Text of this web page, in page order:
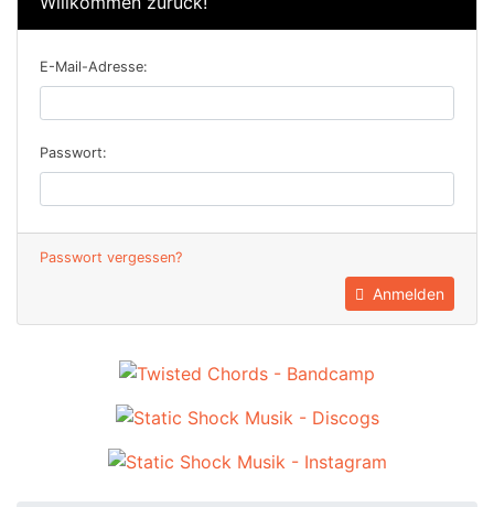
E-Mail-Adresse:
Passwort:
Passwort vergessen?
Anmelden